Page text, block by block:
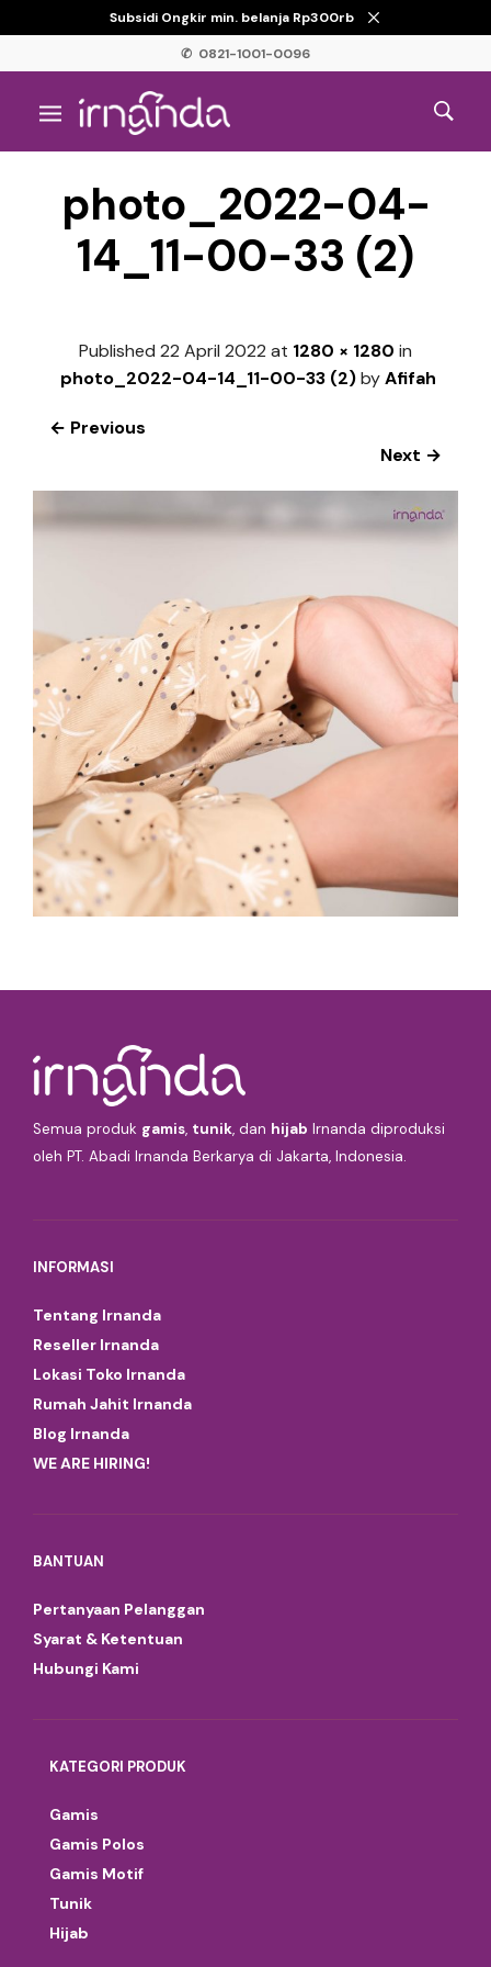
Subsidi Ongkir min. belanja Rp300rb
✆ 0821-1001-0096
photo_2022-04-
14_11-00-33 (2)
Published 22 April 2022 at 1280 × 1280 in
photo_2022-04-14_11-00-33 (2)byAfifah
← Previous
Next →
Semua produk gamis, tunik, dan hijab Irnanda diproduksi
oleh PT. Abadi Irnanda Berkarya di Jakarta, Indonesia.
INFORMASI
Tentang Irnanda
Reseller Irnanda
Lokasi Toko Irnanda
Rumah Jahit Irnanda
Blog Irnanda
WE ARE HIRING!
BANTUAN
Pertanyaan Pelanggan
Syarat & Ketentuan
Hubungi Kami
KATEGORI PRODUK
Gamis
Gamis Polos
Gamis Motif
Tunik
Hijab